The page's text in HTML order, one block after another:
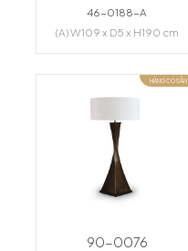
46-0188-A
(A) W109 x D5 x H190 cm
HÀNG CÓ SẴN
90-0076